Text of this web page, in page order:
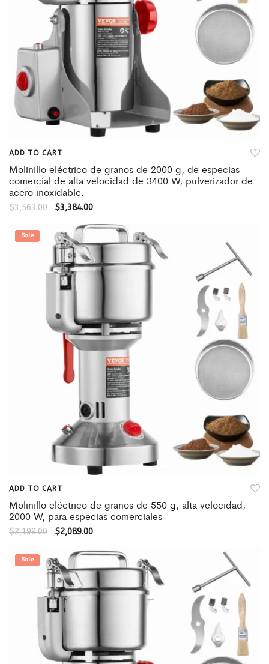
ADD TO CART
Molinillo eléctrico de granos de 2000 g, de especias
comercial de alta velocidad de 3400 W, pulverizador de
acero inoxidable.
$3,563.00 $3,384.00
Sale
ADD TO CART
Molinillo eléctrico de granos de 550 g, alta velocidad,
2000 W, para especias comerciales
$2,199.00 $2,089.00
Sale